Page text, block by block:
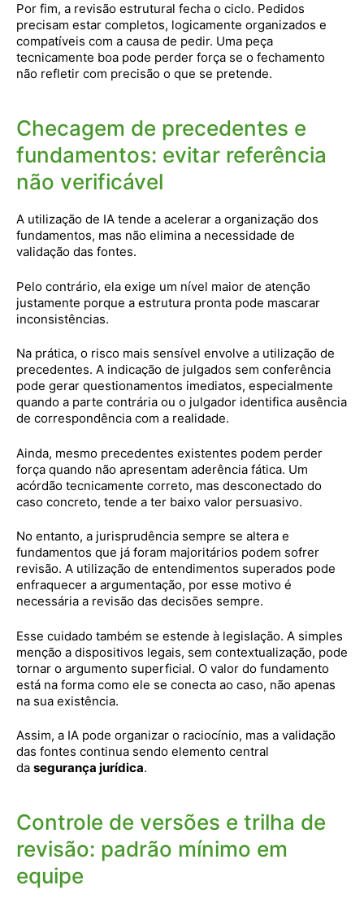
Por fim, a revisão estrutural fecha o ciclo. Pedidos
precisam estar completos, logicamente organizados e
compatíveis com a causa de pedir. Uma peça
tecnicamente boa pode perder força se o fechamento
não refletir com precisão o que se pretende.
Checagem de precedentes e
fundamentos: evitar referência
não verificável
A utilização de IA tende a acelerar a organização dos
fundamentos, mas não elimina a necessidade de
validação das fontes.
Pelo contrário, ela exige um nível maior de atenção
justamente porque a estrutura pronta pode mascarar
inconsistências.
Na prática, o risco mais sensível envolve a utilização de
precedentes. A indicação de julgados sem conferência
pode gerar questionamentos imediatos, especialmente
quando a parte contrária ou o julgador identifica ausência
de correspondência com a realidade.
Ainda, mesmo precedentes existentes podem perder
força quando não apresentam aderência fática. Um
acórdão tecnicamente correto, mas desconectado do
caso concreto, tende a ter baixo valor persuasivo.
No entanto, a jurisprudência sempre se altera e
fundamentos que já foram majoritários podem sofrer
revisão. A utilização de entendimentos superados pode
enfraquecer a argumentação, por esse motivo é
necessária a revisão das decisões sempre.
Esse cuidado também se estende à legislação. A simples
menção a dispositivos legais, sem contextualização, pode
tornar o argumento superficial. O valor do fundamento
está na forma como ele se conecta ao caso, não apenas
na sua existência.
Assim, a IA pode organizar o raciocínio, mas a validação
das fontes continua sendo elemento central
da segurança jurídica.
Controle de versões e trilha de
revisão: padrão mínimo em
equipe